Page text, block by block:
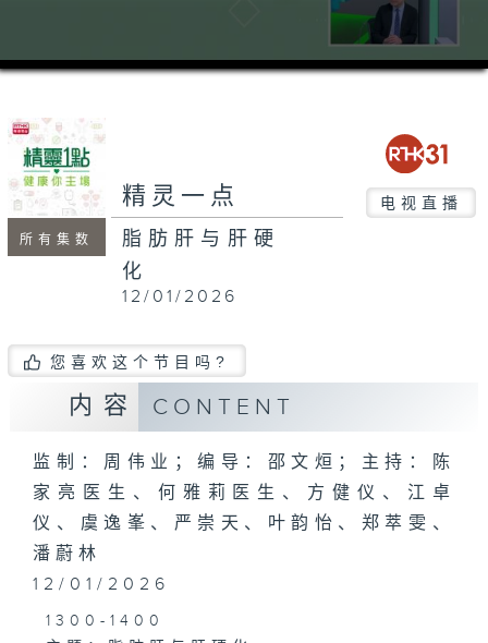
0
seconds
minutes,
40
seconds
所有集数
精灵一点 电视直播
脂肪肝与肝硬
化
12/01/2026
您喜欢这个节目吗?
内容 CONTENT
监制：周伟业；编导：邵文烜；主持：陈
家亮医生、何雅莉医生、方健仪、江卓
仪、虞逸峯、严崇天、叶韵怡、郑萃雯、
潘蔚林
12/01/2026
1300-1400